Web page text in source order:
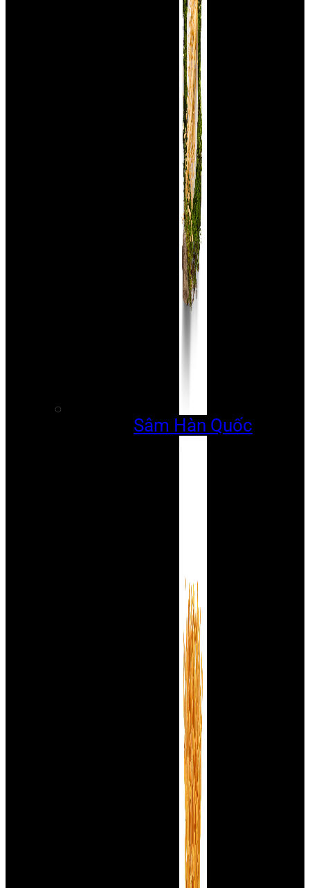
Sâm Hàn Quốc